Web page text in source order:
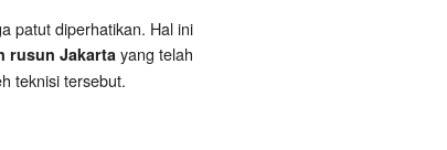
patut diperhatikan. Hal ini
rusun Jakarta yang telah
teknisi tersebut.